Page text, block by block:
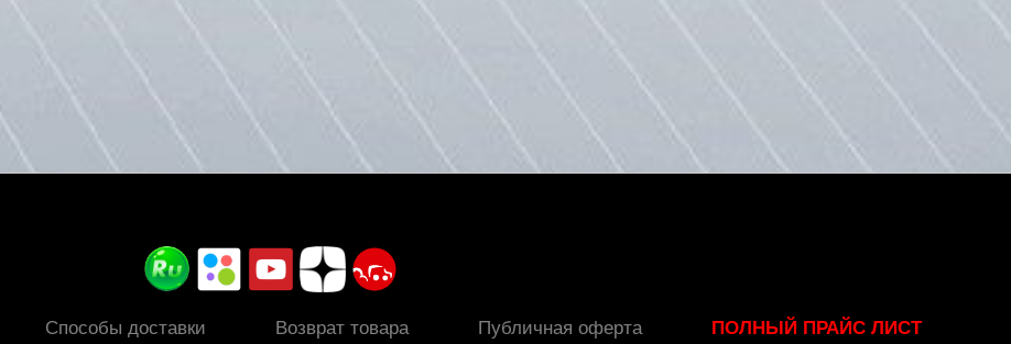
Способы доставки Возврат товара Публичная оферта ПОЛНЫЙ ПРАЙС ЛИСТ